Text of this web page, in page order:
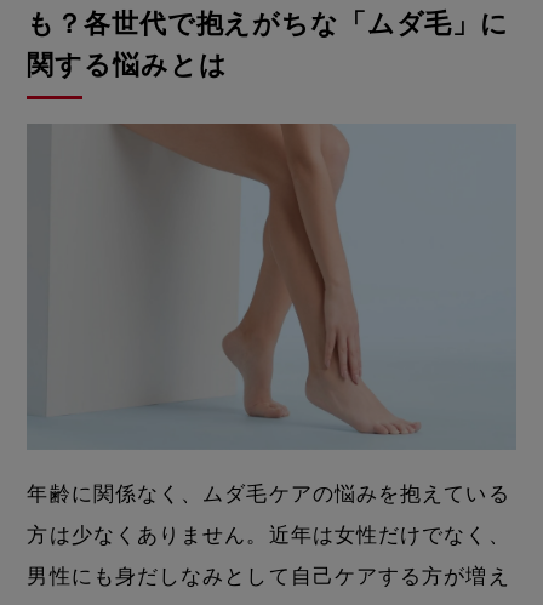
も？各世代で抱えがちな「ムダ毛」に
関する悩みとは
年齢に関係なく、ムダ毛ケアの悩みを抱えている
方は少なくありません。近年は女性だけでなく、
男性にも身だしなみとして自己ケアする方が増え